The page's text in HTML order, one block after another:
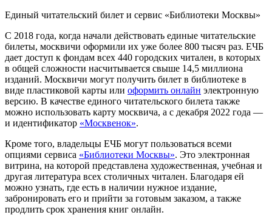
Единый читательский билет и сервис «Библиотеки Москвы»
С 2018 года, когда начали действовать единые читательские
билеты, москвичи оформили их уже более 800 тысяч раз. ЕЧБ
дает доступ к фондам всех 440 городских читален, в которых
в общей сложности насчитывается свыше 14,5 миллиона
изданий. Москвичи могут получить билет в библиотеке в
виде пластиковой карты или оформить онлайн электронную
версию. В качестве единого читательского билета также
можно использовать карту москвича, а с декабря 2022 года —
и идентификатор «Москвенок».
Кроме того, владельцы ЕЧБ могут пользоваться всеми
опциями сервиса «Библиотеки Москвы». Это электронная
витрина, на которой представлена художественная, учебная и
другая литература всех столичных читален. Благодаря ей
можно узнать, где есть в наличии нужное издание,
забронировать его и прийти за готовым заказом, а также
продлить срок хранения книг онлайн.